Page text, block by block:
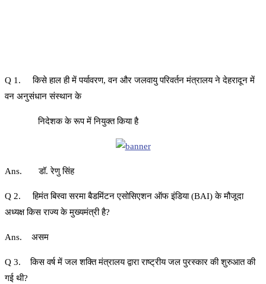
Q 1. किसे हाल ही में पर्यावरण, वन और जलवायु परिवर्तन मंत्रालय ने देहरादून में
वन अनुसंधान संस्थान के
निदेशक के रूप में नियुक्त किया है
Ans. डॉ. रेणु सिंह
Q 2. हिमंत बिस्वा सरमा बैडमिंटन एसोसिएशन ऑफ इंडिया (BAI) के मौजूदा
अध्यक्ष किस राज्य के मुख्यमंत्री है?
Ans. असम
Q 3. किस वर्ष में जल शक्ति मंत्रालय द्वारा राष्ट्रीय जल पुरस्कार की शुरुआत की
गई थी?